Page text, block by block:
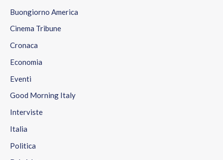
Buongiorno America
Cinema Tribune
Cronaca
Economia
Eventi
Good Morning Italy
Interviste
Italia
Politica